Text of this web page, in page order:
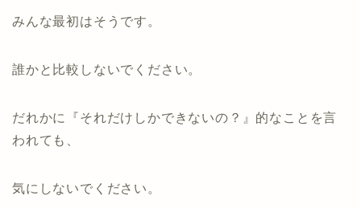
みんな最初はそうです。
誰かと比較しないでください。
だれかに『それだけしかできないの？』的なことを言
われても、
気にしないでください。